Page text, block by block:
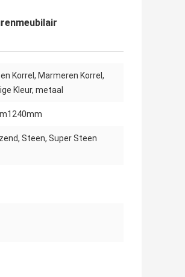
Korrel, Marmeren Korrel,
Kleur, metaal
Steen, Super Steen